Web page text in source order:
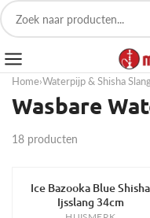
Home›Waterpijp & Shisha
Wasbare
18 producten
-39%
Ice Bazooka Blue Shisha
Ijsslang 34cm